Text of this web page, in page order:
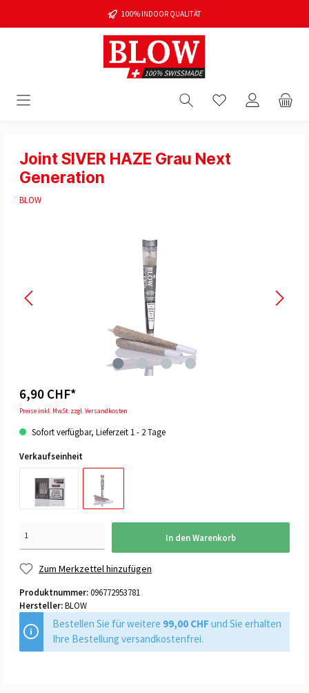
100% INDOOR QUALITÄT
Joint SIVER HAZE Grau Next
Generation
BLOW
6,90 CHF*
Preise inkl. MwSt. zzgl. Versandkosten
Sofort verfügbar, Lieferzeit 1 - 2 Tage
Verkaufseinheit
In den Warenkorb
Zum Merkzettel hinzufügen
Produktnummer:096772953781
Hersteller:BLOW
Bestellen Sie für weitere 99,00 CHF und Sie erhalten
Ihre Bestellung versandkostenfrei.